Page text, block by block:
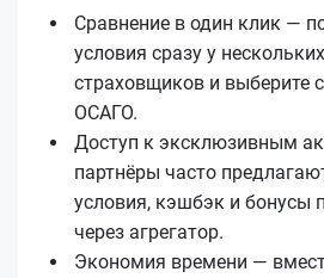
Сравнение в один клик —
условия сразу у
страховщиков и выберите
ОСАГО.
Доступ к эксклюзивным
партнёры часто
условия, кэшбэк и бонусы
через агрегатор.
Экономия времени —